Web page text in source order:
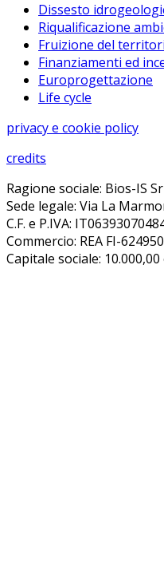
Dissesto
Riqualificazione
Fruizione del
Finanziamenti ed
Europrogettazione
Life cycle
privacy e cookie policy
credits
Ragione sociale: Bios-IS
Sede legale: Via La
C.F. e P.IVA:
Commercio: REA FI-624950
Capitale sociale: